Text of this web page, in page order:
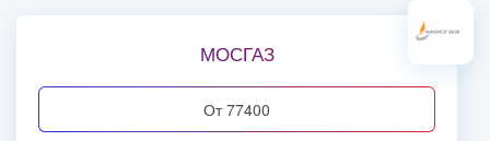
МОСГАЗ
от 77400